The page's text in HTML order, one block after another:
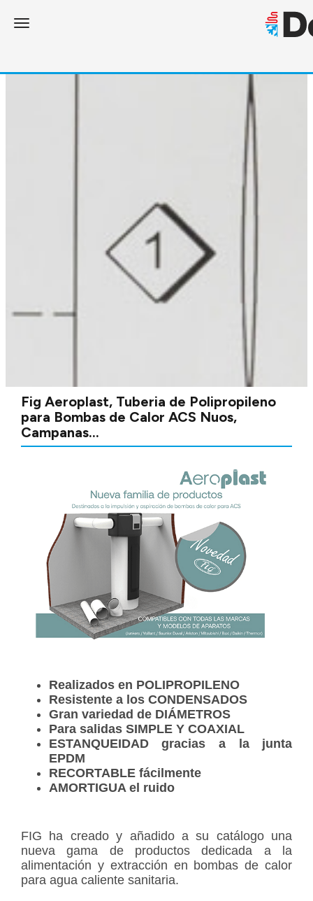
Toggle navigation
Fig Aeroplast, Tuberia de Polipropileno
para Bombas de Calor ACS Nuos,
Campanas...
Realizados en POLIPROPILENO
Resistente a los CONDENSADOS
Gran variedad de DIÁMETROS
Para salidas SIMPLE Y COAXIAL
ESTANQUEIDAD gracias a la junta
EPDM
RECORTABLE fácilmente
AMORTIGUA el ruido
FIG ha creado y añadido a su catálogo una
nueva gama de productos dedicada a la
alimentación y extracción en bombas de calor
para agua caliente sanitaria.